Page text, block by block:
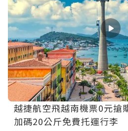
越捷航空飛越南機票0元搶
加碼20公斤免費托運行李